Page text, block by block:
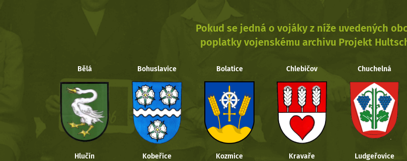
Pokud se jedná o vojáky z níže uvedených
poplatky vojenskému archivu Projekt
Bělá Bohuslavice Bolatice Chlebičov Chuchelná
Hlučín Kobeřice Kozmice Kravaře Ludgeřovice